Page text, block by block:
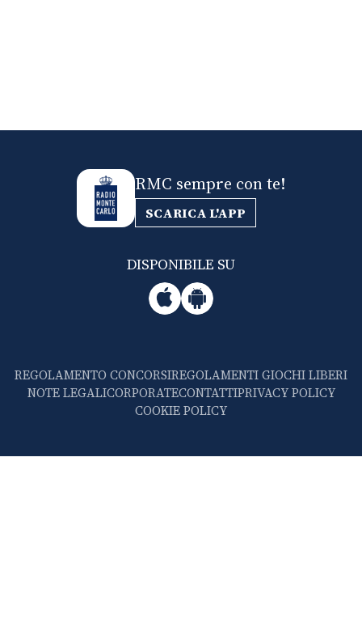
RMC sempre con te!
SCARICA L'APP
DISPONIBILE SU
REGOLAMENTO CONCORSIREGOLAMENTI GIOCHI LIBERI
NOTE LEGALICORPORATECONTATTIPRIVACY POLICY
COOKIE POLICY